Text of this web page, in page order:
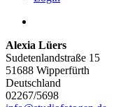
Alexia Lüers
Sudetenlandstraße 15
51688 Wipperfürth
Deutschland
02267/5698